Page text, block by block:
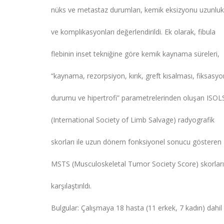
nüks ve metastaz durumları, kemik eksizyonu
ve komplikasyonları değerlendirildi. Ek olarak, fibula
flebinin inset tekniğine göre kemik kaynama süreleri,
“kaynama, rezorpsiyon, kırık, greft kısalması,
durumu ve hipertrofi” parametrelerinden oluşan
(International Society of Limb Salvage) radyografik
skorları ile uzun dönem fonksiyonel sonucu gösteren
MSTS (Musculoskeletal Tumor Society Score) skorları
karşılaştırıldı.
Bulgular: Çalışmaya 18 hasta (11 erkek, 7 kadın) dahil